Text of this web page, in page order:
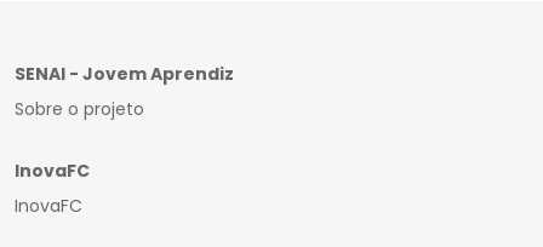
SENAI - Jovem Aprendiz
Sobre o projeto
InovaFC
InovaFC